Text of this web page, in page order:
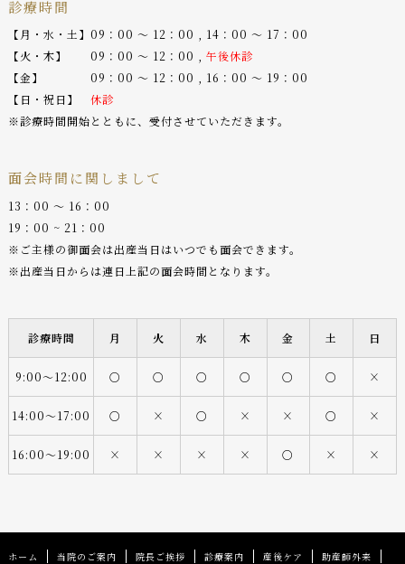
診療時間
【月・水・土】09：00 〜 12：00 , 14：00 〜 17：00
【火・木】 09：00 〜 12：00 , 午後休診
【金】 09：00 〜 12：00 , 16：00 〜 19：00
【日・祝日】 休診
※診療時間開始とともに、受付させていただきます。
面会時間に関しまして
13：00 〜 16：00
19：00 ~ 21：00
※ご主様の御面会は出産当日はいつでも面会できます。
※出産当日からは連日上記の面会時間となります。
診療時間 月 火 水 木 金 土 日
9:00〜12:00 ○ ○ ○ ○ ○ ○ ×
14:00〜17:00 ○ × ○ × × ○ ×
16:00〜19:00 × × × × ○ × ×
ホーム 当院のご案内 院長ご挨拶 診療案内 産後ケア 助産師外来